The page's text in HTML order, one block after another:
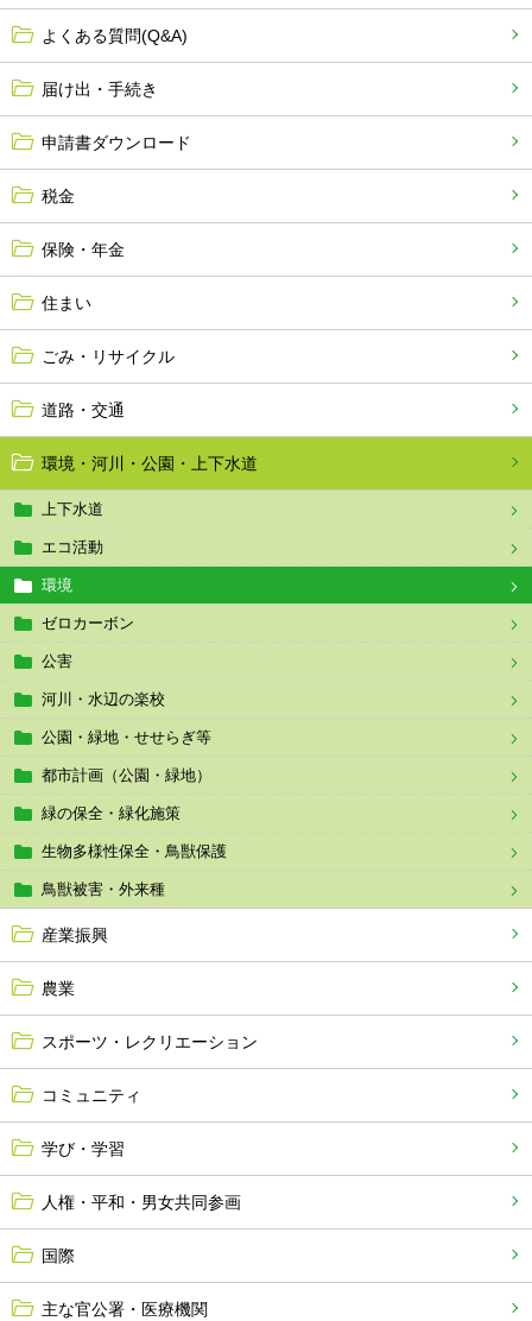
よくある質問(Q&A)
届け出・手続き
申請書ダウンロード
税金
保険・年金
住まい
ごみ・リサイクル
道路・交通
環境・河川・公園・上下水道
上下水道
エコ活動
環境
ゼロカーボン
公害
河川・水辺の楽校
公園・緑地・せせらぎ等
都市計画（公園・緑地）
緑の保全・緑化施策
生物多様性保全・鳥獣保護
鳥獣被害・外来種
産業振興
農業
スポーツ・レクリエーション
コミュニティ
学び・学習
人権・平和・男女共同参画
国際
主な官公署・医療機関